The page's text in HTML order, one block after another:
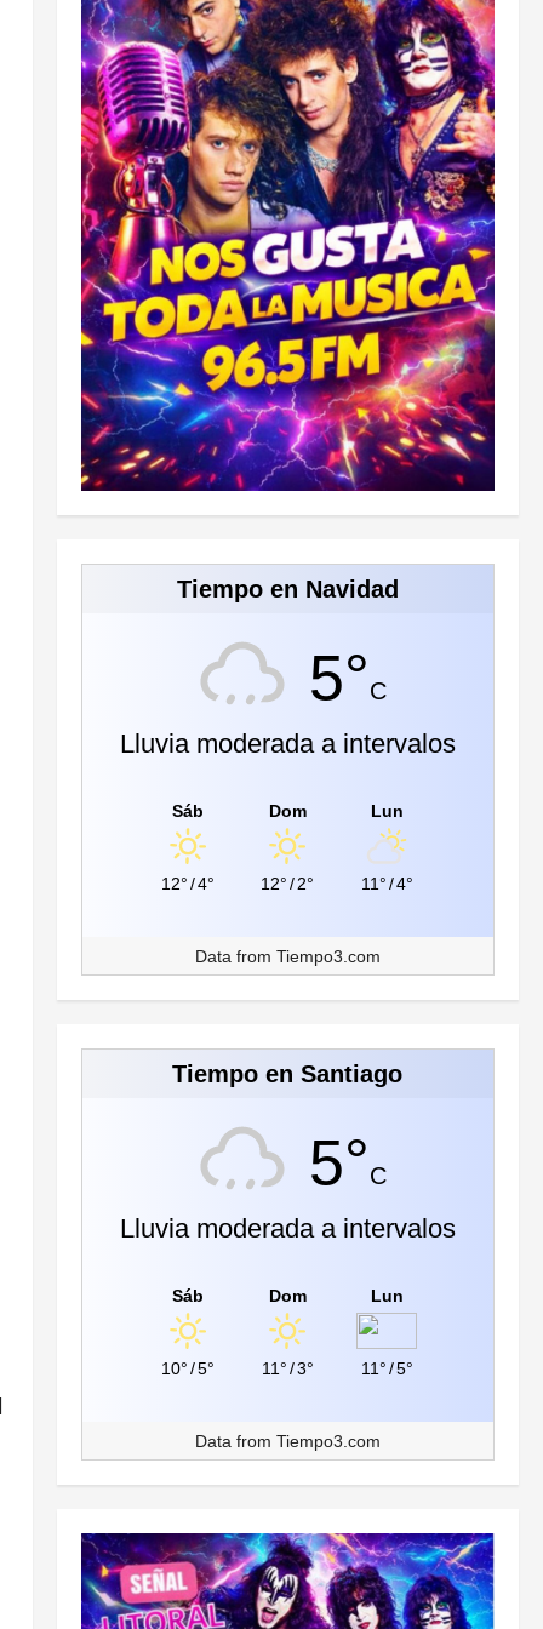
Tiempo en Navidad
5°C
Lluvia moderada a intervalos
Sáb
12° /4°
Dom
12° /2°
Lun
11°/4°
Data from Tiempo3.com
Tiempo en Santiago
5°C
Lluvia moderada a intervalos
Sáb
10° /5°
Dom
11°/3°
Lun
11°/5°
Data from Tiempo3.com